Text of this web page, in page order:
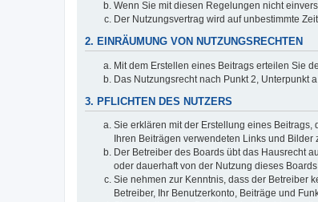
Wenn Sie mit diesen Regelungen nicht
Der Nutzungsvertrag wird auf unbestimmte
2. EINRÄUMUNG VON NUTZUNGSRECHTEN
Mit dem Erstellen eines Beitrags erteilen Sie
Das Nutzungsrecht nach Punkt 2, Unterpunkt
3. PFLICHTEN DES NUTZERS
Sie erklären mit der Erstellung eines
Ihren Beiträgen verwendeten Links und Bilder
Der Betreiber des Boards übt das Hausrecht
oder dauerhaft von der Nutzung dieses
Sie nehmen zur Kenntnis, dass der Betreiber
Betreiber, Ihr Benutzerkonto, Beiträge und